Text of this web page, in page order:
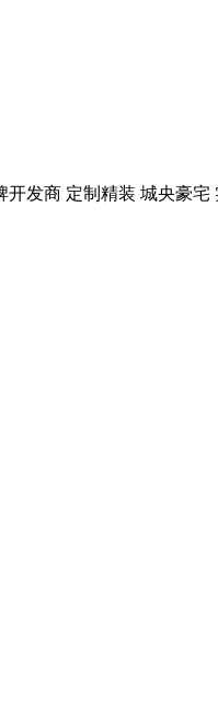
开发商 定制精装 城央豪宅